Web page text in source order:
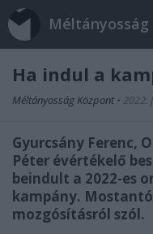
Méltányosság
Ha indul a
Méltányosság Központ • 2022.
Gyurcsány Ferenc,
Péter évértékelő
beindult a 2022-es
kampány.
mozgósításról szól.